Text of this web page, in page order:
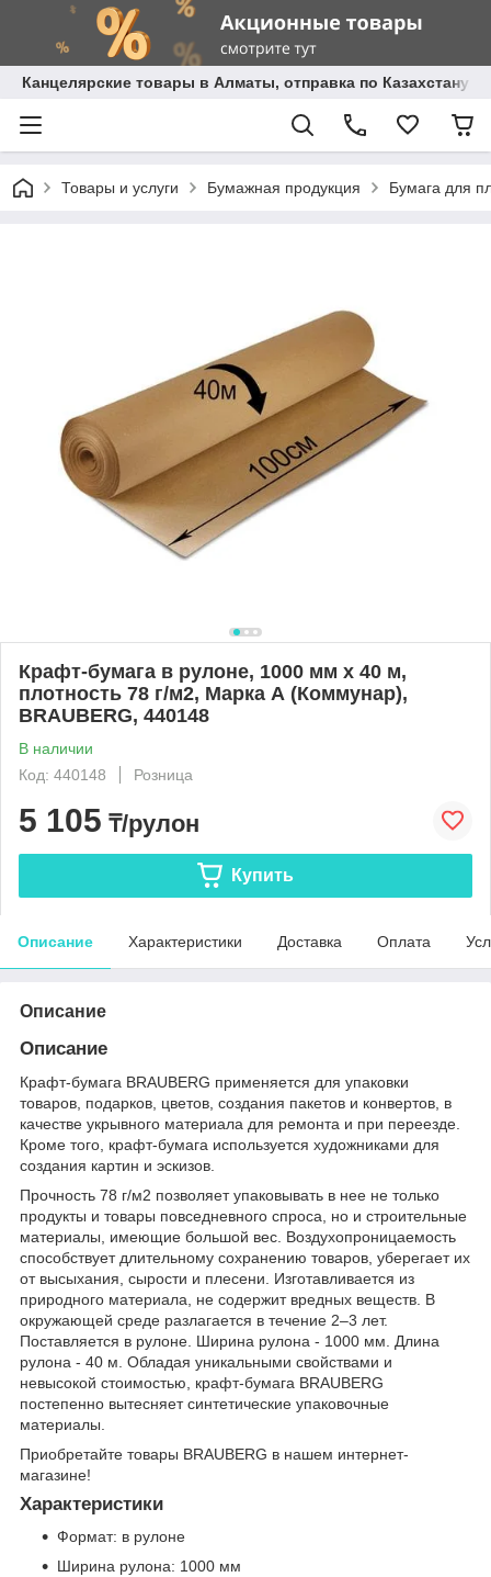
Канцелярские товары в Алматы, отправка по Казахстану.
Товары и услуги Бумажная продукция Бумага для
Крафт-бумага в рулоне, 1000 мм x 40 м,
плотность 78 г/м2, Марка А (Коммунар),
BRAUBERG, 440148
В наличии
Код: 440148
Розница
5 105 ₸/рулон
Купить
Описание Характеристики Доставка Оплата
Описание
Описание
Крафт-бумага BRAUBERG применяется для упаковки
товаров, подарков, цветов, создания пакетов и конвертов, в
качестве укрывного материала для ремонта и при переезде.
Кроме того, крафт-бумага используется художниками для
создания картин и эскизов.
Прочность 78 г/м2 позволяет упаковывать в нее не только
продукты и товары повседневного спроса, но и строительные
материалы, имеющие большой вес. Воздухопроницаемость
способствует длительному сохранению товаров, уберегает их
от высыхания, сырости и плесени. Изготавливается из
природного материала, не содержит вредных веществ. В
окружающей среде разлагается в течение 2–3 лет.
Поставляется в рулоне. Ширина рулона - 1000 мм. Длина
рулона - 40 м. Обладая уникальными свойствами и
невысокой стоимостью, крафт-бумага BRAUBERG
постепенно вытесняет синтетические упаковочные
материалы.
Приобретайте товары BRAUBERG в нашем интернет-
магазине!
Характеристики
Формат: в рулоне
Ширина рулона: 1000 мм